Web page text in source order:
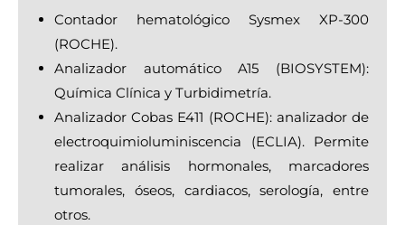
Contador hematológico Sysmex XP-300
(ROCHE).
Analizador automático A15 (BIOSYSTEM):
Química Clínica y Turbidimetría.
Analizador Cobas E411 (ROCHE): analizador de
electroquimioluminiscencia (ECLIA). Permite
realizar análisis hormonales, marcadores
tumorales, óseos, cardiacos, serología, entre
otros.